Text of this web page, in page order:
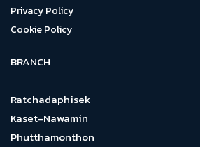
Privacy Policy
Cookie Policy
BRANCH
Ratchadaphisek
Kaset-Nawamin
Phutthamonthon